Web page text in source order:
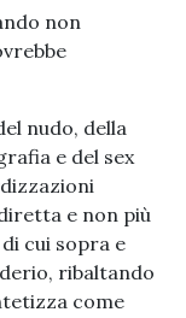
non
nudo, della
e del sex
e non più
cui sopra e
ribaltando
come